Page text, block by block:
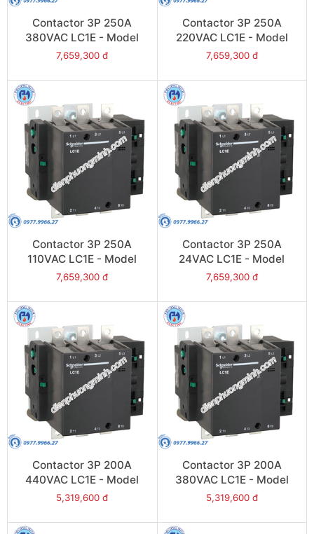
Contactor 3P 250A
380VAC LC1E - Model
LC1E250Q6
7,659,300 đ
Contactor 3P 250A
220VAC LC1E - Model
LC1E250M6
7,659,300 đ
Contactor 3P 250A
110VAC LC1E - Model
LC1E250F6
7,659,300 đ
Contactor 3P 250A
24VAC LC1E - Model
LC1E250B6
7,659,300 đ
Contactor 3P 200A
440VAC LC1E - Model
LC1E200R6
5,319,600 đ
Contactor 3P 200A
380VAC LC1E - Model
LC1E200Q6
5,319,600 đ